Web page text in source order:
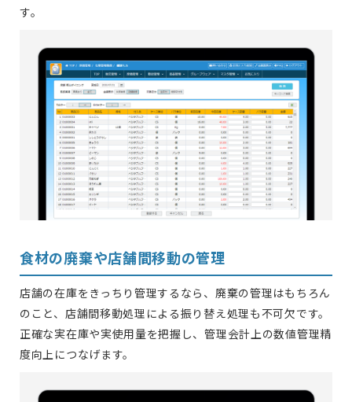
す。
食材の廃棄や店舗間移動の管理
店舗の在庫をきっちり管理するなら、廃棄の管理はもちろん
のこと、店舗間移動処理による振り替え処理も不可欠です。
正確な実在庫や実使用量を把握し、管理会計上の数値管理精
度向上につなげます。